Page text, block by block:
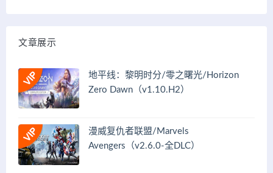
文章展示
地平线：黎明时分/零之曙光/Horizon
Zero Dawn（v1.10.H2）
漫威复仇者联盟/Marvels
Avengers（v2.6.0-全DLC）